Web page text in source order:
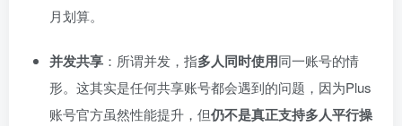
月划算。
并发共享 ：所谓并发，指多人同时使用同一账号的情
形。这其实是任何共享账号都会遇到的问题，因为Plus
账号官方虽然性能提升，但仍不是真正支持多人平行操